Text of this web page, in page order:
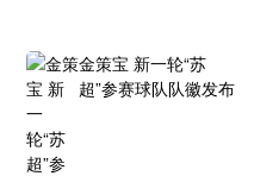
金策宝 新一轮“苏
超”参赛球队队徽发布